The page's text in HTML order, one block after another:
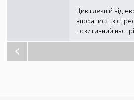
Цикл лекцій від
впоратися із
позитивний